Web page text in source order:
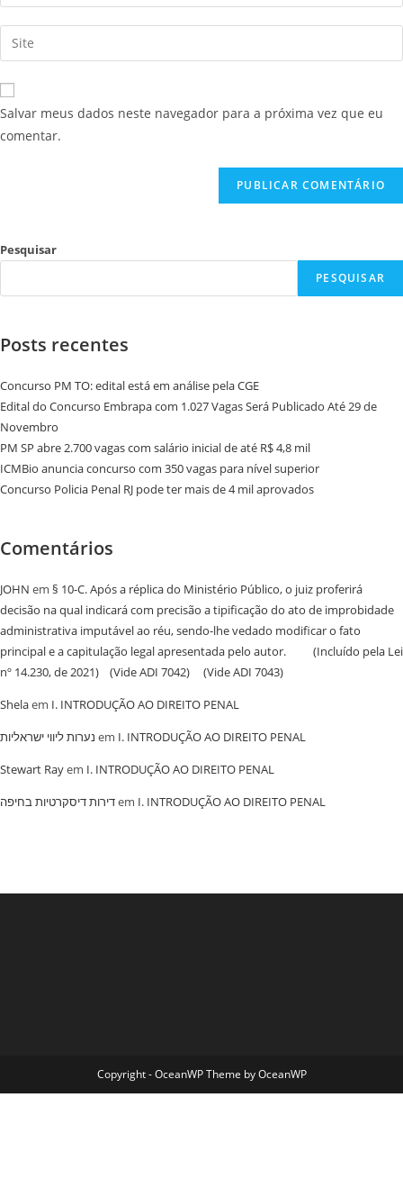
Salvar meus dados neste navegador para a próxima vez que eu
comentar.
Pesquisar
PESQUISAR
Posts recentes
Concurso PM TO: edital está em análise pela CGE
Edital do Concurso Embrapa com 1.027 Vagas Será Publicado Até 29 de
Novembro
PM SP abre 2.700 vagas com salário inicial de até R$ 4,8 mil
ICMBio anuncia concurso com 350 vagas para nível superior
Concurso Policia Penal RJ pode ter mais de 4 mil aprovados
Comentários
JOHN em § 10-C. Após a réplica do Ministério Público, o juiz proferirá
decisão na qual indicará com precisão a tipificação do ato de improbidade
administrativa imputável ao réu, sendo-lhe vedado modificar o fato
principal e a capitulação legal apresentada pelo autor. (Incluído pela Lei
nº 14.230, de 2021) (Vide ADI 7042) (Vide ADI 7043)
Shelaem I. INTRODUÇÃO AO DIREITO PENAL
נערות ליווי ישראליות em I. INTRODUÇÃO AO DIREITO PENAL
Stewart Rayem I. INTRODUÇÃO AO DIREITO PENAL
‏דירות דיסקרטיות בחיפהem I. INTRODUÇÃO AO DIREITO PENAL
Copyright - OceanWP Theme by OceanWP